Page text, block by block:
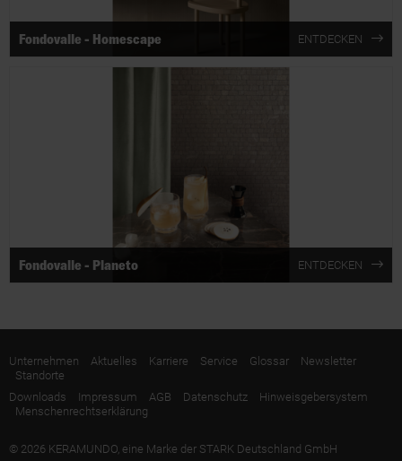
Fondovalle - Homescape ENTDECKEN
Fondovalle - Planeto ENTDECKEN
Unternehmen Aktuelles Karriere Service Glossar
Newsletter
Standorte
Downloads
Impressum AGB Datenschutz
Hinweisgebersystem
Menschenrechtserklärung
© 2026 KERAMUNDO, eine Marke der STARK Deutschland GmbH